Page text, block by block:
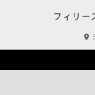
フィリー